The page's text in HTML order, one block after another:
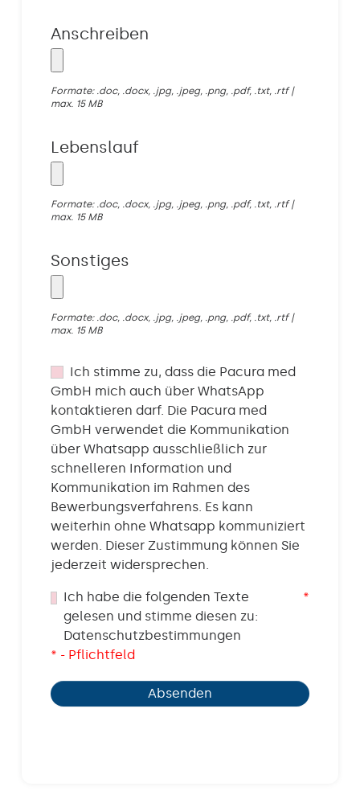
Anschreiben
Formate: .doc, .docx, .jpg, .jpeg, .png, .pdf, .txt, .rtf |
max. 15 MB
Lebenslauf
Formate: .doc, .docx, .jpg, .jpeg, .png, .pdf, .txt, .rtf |
max. 15 MB
Sonstiges
Formate: .doc, .docx, .jpg, .jpeg, .png, .pdf, .txt, .rtf |
max. 15 MB
Ich stimme zu, dass die Pacura med
GmbH mich auch über WhatsApp
kontaktieren darf. Die Pacura med
GmbH verwendet die Kommunikation
über Whatsapp ausschließlich zur
schnelleren Information und
Kommunikation im Rahmen des
Bewerbungsverfahrens. Es kann
weiterhin ohne Whatsapp kommuniziert
werden. Dieser Zustimmung können Sie
jederzeit widersprechen.
*
Ich habe die folgenden Texte
gelesen und stimme diesen zu:
Datenschutzbestimmungen
* - Pflichtfeld
Absenden